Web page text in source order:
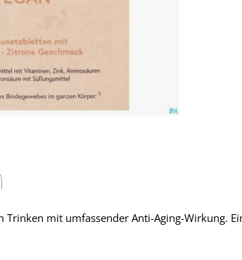
Trinken mit umfassender Anti-Aging-Wirkung.